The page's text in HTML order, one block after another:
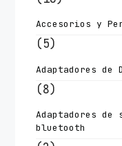
Accesorios y
(5)
Adaptadores de
(8)
Adaptadores de
bluetooth